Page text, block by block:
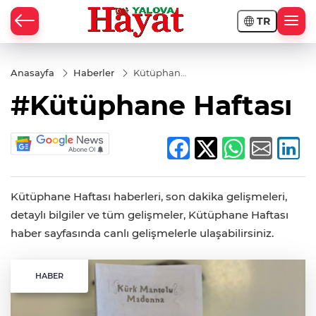
TR
Anasayfa Haberler
Kütüphane
#Kütüphane Haftası
Kütüphane Haftası haberleri, son dakika gelişmeleri,
detaylı bilgiler ve tüm gelişmeler, Kütüphane Haftası
haber sayfasında canlı gelişmelerle ulaşabilirsiniz.
HABER